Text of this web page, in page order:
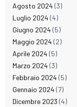
Agosto 2024 (3)
Luglio 2024 (4)
Giugno 2024 (5)
Maggio 2024 (2)
Aprile 2024 (5)
Marzo 2024 (3)
Febbraio 2024 (5)
Gennaio 2024 (7)
Dicembre 2023 (4)